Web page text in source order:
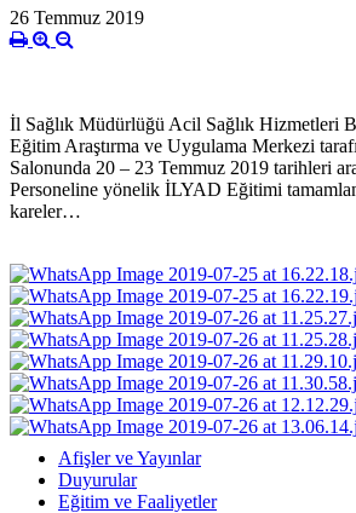
26 Temmuz 2019
İl Sağlık Müdürlüğü Acil Sağlık Hizmetleri
Eğitim Araştırma ve Uygulama Merkezi
Salonunda 20 – 23 Temmuz 2019 tarihleri
Personeline yönelik İLYAD Eğitimi
kareler…
Afişler ve Yayınlar
Duyurular
Eğitim ve Faaliyetler